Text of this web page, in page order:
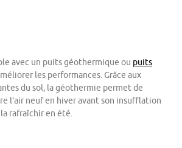
avec un puits géothermique ou puits
les performances. Grâce aux
du sol, la géothermie permet de
l’air neuf en hiver avant son insufflation
rafraîchir en été.